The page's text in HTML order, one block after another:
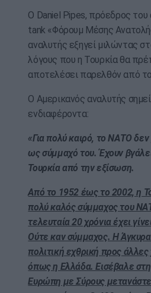
Ο Daniel Pipes, πρόεδρος του
tank «Φόρουμ Μέσης
αναλυτής εξηγεί μιλώντας
λόγους που η Τουρκία θα
αποτελέσει παρελθόν από
Ο Αμερικανός αναλυτής
ενδιαφέροντα:
«Για πολύ καιρό, το ΝΑΤΟ δεν
ως σύμμαχό του. Έχουν
Τουρκία από την εξίσωση.
Από το 1952 έως το 2002, η
πολύ καλός σύμμαχος του
τελευταία 20 χρόνια έχει
Ούτε καν σύμμαχος. Η Άγκυρα
πολιτική εχθρική προς
όπως η Ελλάδα. Εισέβαλε στη
Ευρώπη με Σύρους